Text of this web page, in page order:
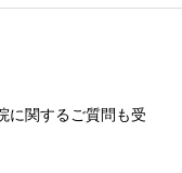
に関するご質問も受